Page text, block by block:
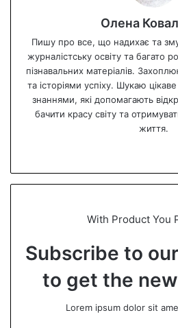
Олена
Пишу про все, що надихає та
журналістську освіту та багато
пізнавальних матеріалів.
та історіями успіху. Шукаю
знаннями, які допомагають
бачити красу світу та
життя.
te
With Product You
Subscribe to
to get the
Lorem ipsum dolor sit